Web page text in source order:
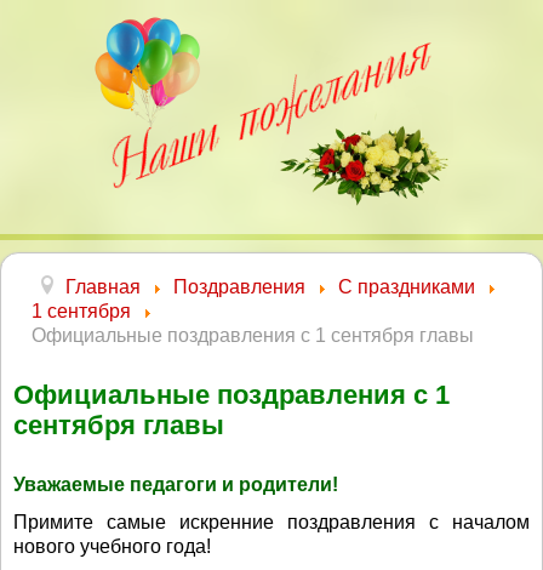
Главная Поздравления
С праздниками
1 сентября
Официальные поздравления с 1 сентября главы
Официальные поздравления с 1
сентября главы
Уважаемые педагоги и родители!
Примите самые искренние поздравления с началом
нового учебного года!